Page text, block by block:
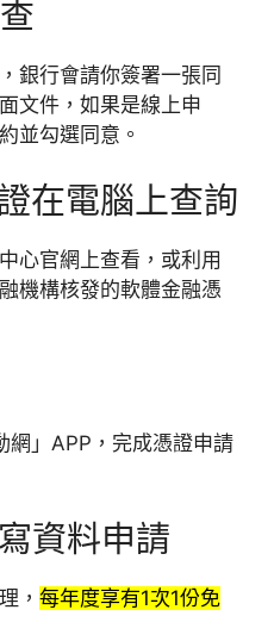
銀行會請你簽署一張同
文件，如果是線上申
並勾選同意。
在電腦上查詢
心官網上查看，或利用
機構核發的軟體金融憑
網」APP，完成憑證申請
資料申請
， 每年度享有1次1份免